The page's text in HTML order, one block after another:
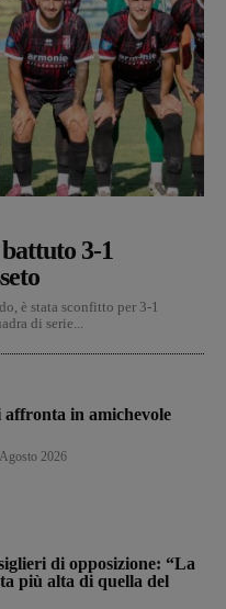
3-1
è stata sconfitto per 3-1
di serie...
in amichevole
2026
di opposizione: “La
più alta di quella del